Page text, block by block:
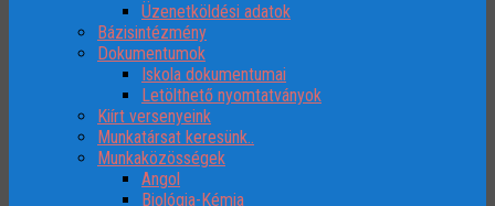
Üzenetköldési adatok
Bázisintézmény
Dokumentumok
Iskola dokumentumai
Letölthető nyomtatványok
Kiírt versenyeink
Munkatársat keresünk..
Munkaközösségek
Angol
Biológia-Kémia